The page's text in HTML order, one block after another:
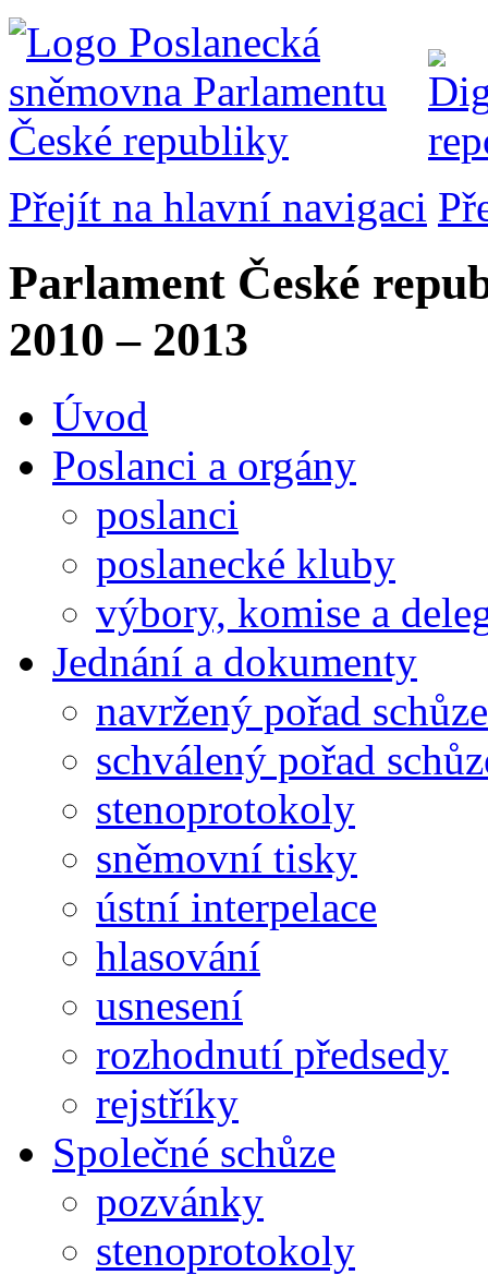
Přejít na hlavní navigaci
Parlament České
2010 – 2013
Úvod
Poslanci a orgány
poslanci
poslanecké kluby
výbory, komise a
Jednání a dokumenty
navržený pořad schůze
schválený pořad
stenoprotokoly
sněmovní tisky
ústní interpelace
hlasování
usnesení
rozhodnutí předsedy
rejstříky
Společné schůze
pozvánky
stenoprotokoly